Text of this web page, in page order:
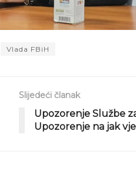
Vlada FBiH
Slijedeći članak
Upozorenje Službe
Upozorenje na jak